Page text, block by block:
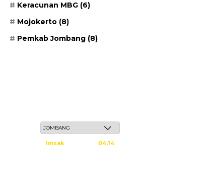
Keracunan MBG (6)
Mojokerto (8)
Pemkab Jombang (8)
Imsak 04:14